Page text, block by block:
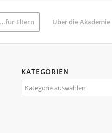
…für Eltern Über die Akademie
KATEGORIEN
Kategorien